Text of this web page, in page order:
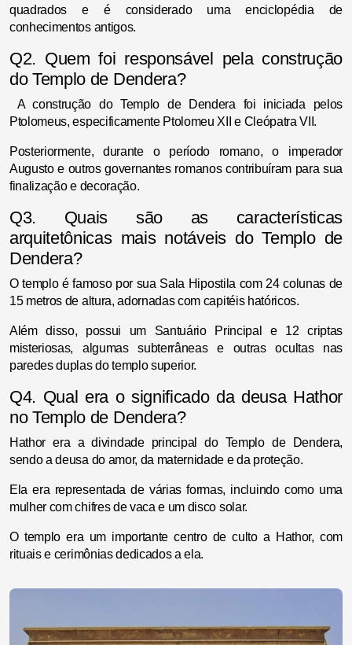
quadrados e é considerado uma enciclopédia de
conhecimentos antigos.
Q2. Quem foi responsável pela construção
do Templo de Dendera?
A construção do Templo de Dendera foi iniciada pelos
Ptolomeus, especificamente Ptolomeu XII e Cleópatra VII.
Posteriormente, durante o período romano, o imperador
Augusto e outros governantes romanos contribuíram para sua
finalização e decoração.
Q3. Quais são as características
arquitetônicas mais notáveis do Templo de
Dendera?
O templo é famoso por sua Sala Hipostila com 24 colunas de
15 metros de altura, adornadas com capitéis hatóricos.
Além disso, possui um Santuário Principal e 12 criptas
misteriosas, algumas subterrâneas e outras ocultas nas
paredes duplas do templo superior.
Q4. Qual era o significado da deusa Hathor
no Templo de Dendera?
Hathor era a divindade principal do Templo de Dendera,
sendo a deusa do amor, da maternidade e da proteção.
Ela era representada de várias formas, incluindo como uma
mulher com chifres de vaca e um disco solar.
O templo era um importante centro de culto a Hathor, com
rituais e cerimônias dedicados a ela.